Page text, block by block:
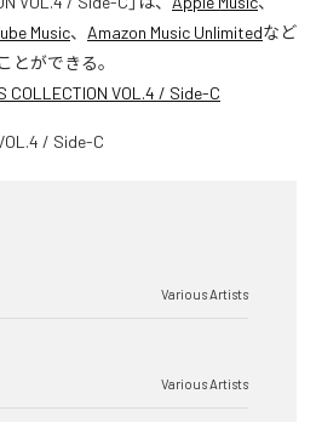
Music、 Amazon Music Unlimitedなど
とができる。
COLLECTION VOL.4 / Side-C
Various Artists
Various Artists